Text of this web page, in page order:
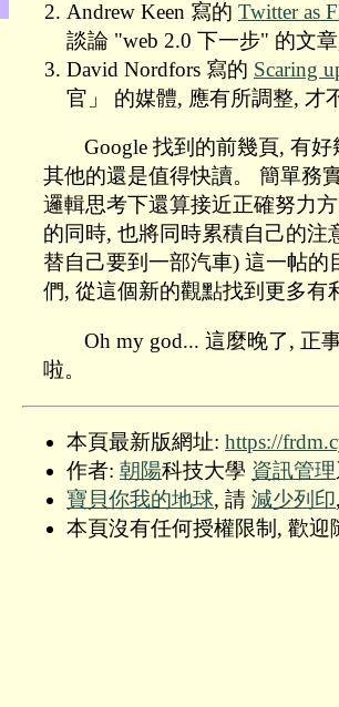
Andrew Keen 寫的 Twitter as
談論 "web 2.0 下一步" 的文
David Nordfors 寫的 Scaring
官」 的媒體, 應有所調整, 才
Google 找到的前幾頁, 有
其他的還是值得快讀。 簡單務
邏輯思考下還算接近正確努力
的同時, 也將同時累積自己的注
替自己要到一部汽車) 這一帖
們, 從這個新的觀點找到更多有
Oh my god... 這麼晚了, 正
啦。
本頁最新版網址: https://
作者: 朝陽科技大學 資訊管理
寶貝你我的地球, 請 減少列印
本頁沒有任何授權限制, 歡迎